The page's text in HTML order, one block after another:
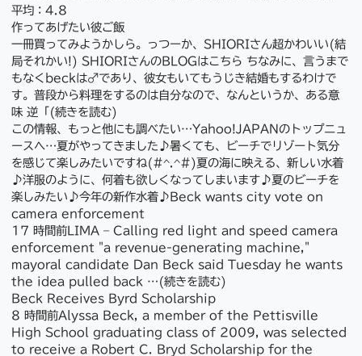
平均：4.8
作ってあげたい彼ご飯
一冊買ってみようかしら。っつーか、SHIORIさん超かわいい(結
局それかい!) SHIORIさんのBLOGはこちら ちなみに、言うまで
もなくbeckは♂であり、彼女もいてもうじき結婚もするわけで
す。普段から料理をするのは自分なので、なんというか、ある意
味 逆「(続きを読む)
この情報、もっと他にも調べたい…Yahoo!JAPANのトップニュ
ースへ…夏がやってきました♪暑くても、ビーチでリゾート気分
を感じて楽しみたいですね(#^.^#)夏の海に映える、新しい水着
♪洋服のように、何着も欲しくなってしまいます♪夏のビーチを
楽しみたい♪今年の新作水着♪Beck wants city vote on
camera enforcement
‎17 時間前‎LIMA – Calling red light and speed camera
enforcement "a revenue-generating machine,"
mayoral candidate Dan Beck said Tuesday he wants
the idea pulled back …(続きを読む)
Beck Receives Byrd Scholarship
‎8 時間前‎Alyssa Beck, a member of the Pettisville
High School graduating class of 2009, was selected
to receive a Robert C. Bryd Scholarship for the